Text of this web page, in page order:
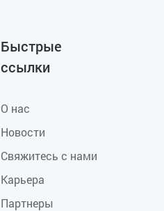
Быстрые
ссылки
О нас
Новости
Свяжитесь с нами
Карьера
Партнеры